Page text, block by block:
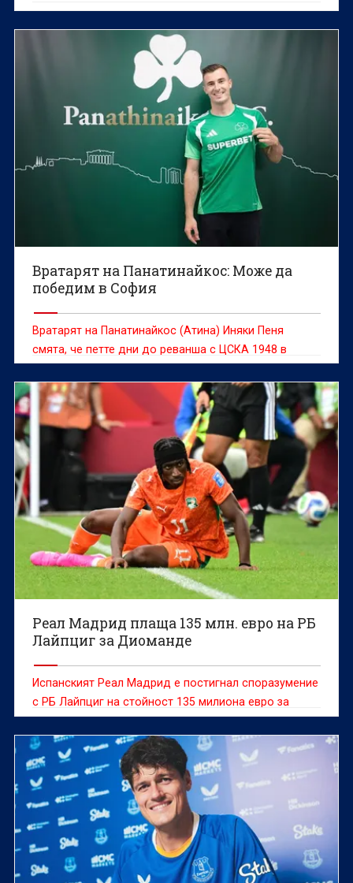
Вратарят на Панатинайкос: Може да
победим в София
Вратарят на Панатинайкос (Атина) Иняки Пеня
смята, че петте дни до реванша с ЦСКА 1948 в
третия кръг на Лигата на конференциите са
достатъчни, за да бъдат направени правилните
корекции и „детелините“ да продължат към
плейофите.
Реал Мадрид плаща 135 млн. евро на РБ
Лайпциг за Диоманде
Испанският Реал Мадрид е постигнал споразумение
с РБ Лайпциг на стойност 135 милиона евро за
нападателя от Кот д'Ивоар Ян Диоманде, съобщава
Press Association.